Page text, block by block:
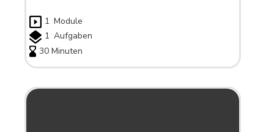
1 Module
1 Aufgaben
30 Minuten